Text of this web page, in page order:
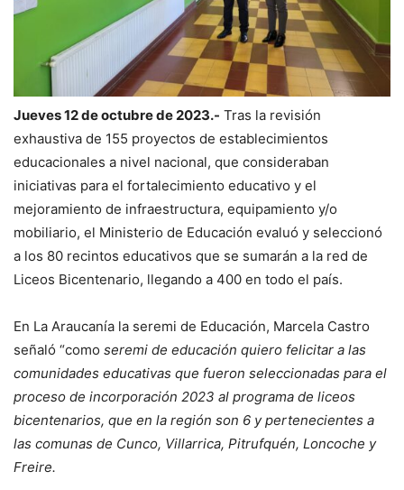
Jueves 12 de octubre de 2023.- Tras la revisión
exhaustiva de 155 proyectos de establecimientos
educacionales a nivel nacional, que consideraban
iniciativas para el fortalecimiento educativo y el
mejoramiento de infraestructura, equipamiento y/o
mobiliario, el Ministerio de Educación evaluó y seleccionó
a los 80 recintos educativos que se sumarán a la red de
Liceos Bicentenario, llegando a 400 en todo el país.
En La Araucanía la seremi de Educación, Marcela Castro
señaló “como seremi de educación quiero felicitar a las
comunidades educativas que fueron seleccionadas para el
proceso de incorporación 2023 al programa de liceos
bicentenarios, que en la región son 6 y pertenecientes a
las comunas de Cunco, Villarrica, Pitrufquén, Loncoche y
Freire.